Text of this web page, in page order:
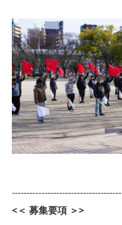
-------------------------------------
<＜ 募集要項 ＞>